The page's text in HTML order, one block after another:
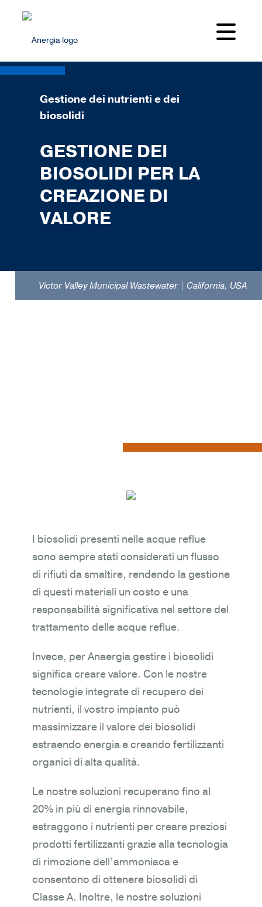
Gestione dei nutrienti e dei
biosolidi
GESTIONE DEI
BIOSOLIDI PER LA
CREAZIONE DI
VALORE
Victor Valley Municipal Wastewater | California, USA
I biosolidi presenti nelle acque reflue
sono sempre stati considerati un flusso
di rifiuti da smaltire, rendendo la gestione
di questi materiali un costo e una
responsabilità significativa nel settore del
trattamento delle acque reflue.
Invece, per Anaergia gestire i biosolidi
significa creare valore. Con le nostre
tecnologie integrate di recupero dei
nutrienti, il vostro impianto può
massimizzare il valore dei biosolidi
estraendo energia e creando fertilizzanti
organici di alta qualità.
Le nostre soluzioni recuperano fino al
20% in più di energia rinnovabile,
estraggono i nutrienti per creare preziosi
prodotti fertilizzanti grazie alla tecnologia
di rimozione dell’ammoniaca e
consentono di ottenere biosolidi di
Classe A. Inoltre, le nostre soluzioni